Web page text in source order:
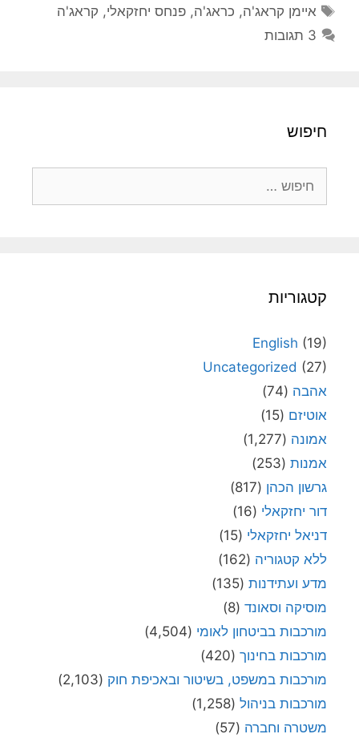
תגיות
איימן קראג'ה, כראג'ה,פנחס יחזקאלי, קראג'ה
3 תגובות
חיפוש
קטגוריות
English (19)
Uncategorized (27)
אהבה (74)
אוטיזם (15)
אמונה (1,277)
אמנות (253)
גרשון הכהן (817)
דור יחזקאלי (16)
דניאל יחזקאלי (15)
ללא קטגוריה (162)
מדע ועתידנות (135)
מוסיקה וסאונד (8)
מורכבות בביטחון לאומי (4,504)
מורכבות בחינוך (420)
מורכבות במשפט, בשיטור ובאכיפת חוק (2,103)
מורכבות בניהול (1,258)
משטרה וחברה (57)